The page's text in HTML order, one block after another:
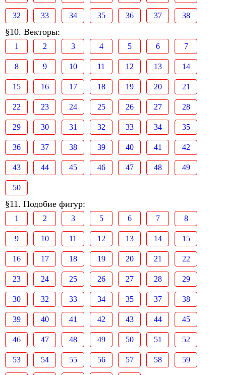
32 33 34 35 36 37 38
§10. Векторы:
1 2 3 4 5 6 7
8 9 10 11 12 13 14
15 16 17 18 19 20 21
22 23 24 25 26 27 28
29 30 31 32 33 34 35
36 37 38 39 40 41 42
43 44 45 46 47 48 49
50
§11. Подобие фигур:
1 2 3 5 6 7 8
9 10 11 12 13 14 15
16 17 18 19 20 21 22
23 24 25 26 27 28 29
30 32 33 34 35 37 38
39 40 41 42 43 44 45
46 47 48 49 50 51 52
53 54 55 56 57 58 59